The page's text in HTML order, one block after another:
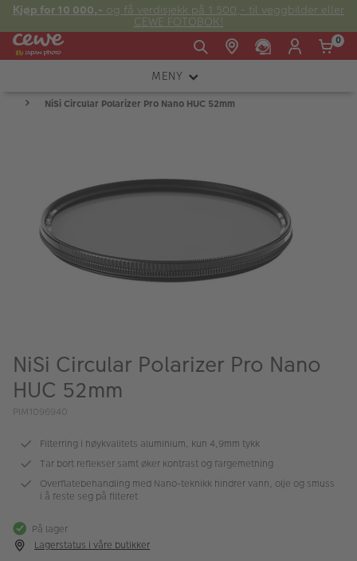
Kjøp for 10 000,- og få verdisjekk på 1 500,- til veggbilder eller
CEWE FOTOBOK!
Fre:
20:00
E-post:
kundeservice@japanphoto.no
0
MENY
KAMERA
LYS OG STUDIO
INSTANTFOTO
ALBUM
Kampanjer
Lagersalg
Bildeprodukter
Fotokurs
NiSi Circular Polarizer Pro Nano HUC 52mm
NiSi Circular Polarizer Pro Nano
HUC 52mm
PIM1096940
Filterring i høykvalitets aluminium, kun 4,9mm tykk
Tar bort reflekser samt øker kontrast og fargemetning
Overflatebehandling med Nano-teknikk hindrer vann, olje og smuss
i å feste seg på filteret
På lager
Lagerstatus i våre butikker